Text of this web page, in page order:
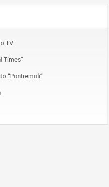
TV
Times”
“Pontremoli”